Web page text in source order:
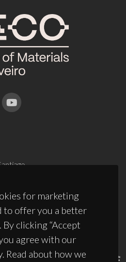
for marketing
to offer you a better
By clicking “Accept
agree with our
Read about how we